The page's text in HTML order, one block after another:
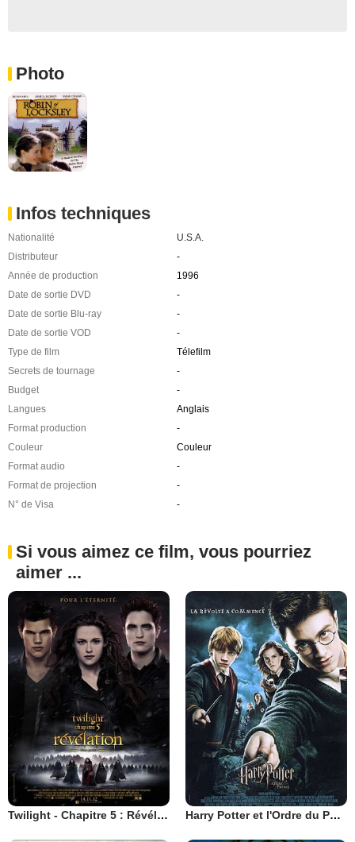
Photo
Infos techniques
Nationalité
U.S.A.
Distributeur
-
Année de production
1996
Date de sortie DVD
-
Date de sortie Blu-ray
-
Date de sortie VOD
-
Type de film
Télefilm
Secrets de tournage
-
Budget
-
Langues
Anglais
Format production
-
Couleur
Couleur
Format audio
-
Format de projection
-
N° de Visa
-
Si vous aimez ce film, vous pourriez
aimer ...
Twilight - Chapitre 5 : Révélation 2e partie Harry Potter et l'Ordre du Phénix